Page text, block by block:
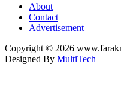
About
Contact
Advertisement
Copyright © 2026
Designed By MultiTech